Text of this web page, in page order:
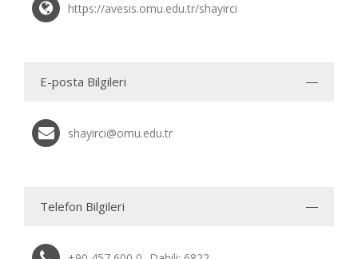
https://avesis.omu.edu.tr/shayirci
E-posta Bilgileri
shayirci@omu.edu.tr
Telefon Bilgileri